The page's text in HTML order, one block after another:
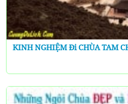
KINH NGHIỆM Đi CHÙA TAM